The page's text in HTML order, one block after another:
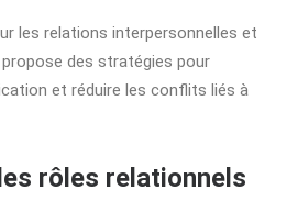
les relations interpersonnelles et
des stratégies pour
et réduire les conflits liés à
rôles relationnels